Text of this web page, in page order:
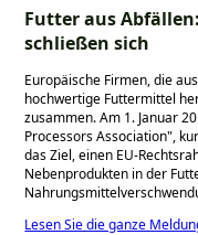
Futter aus
schließen sich
Europäische Firmen, die
hochwertige Futtermittel
zusammen. Am 1. Januar
Processors Association ,
das Ziel, einen EU-
Nebenprodukten in der
Lesen Sie die ganze